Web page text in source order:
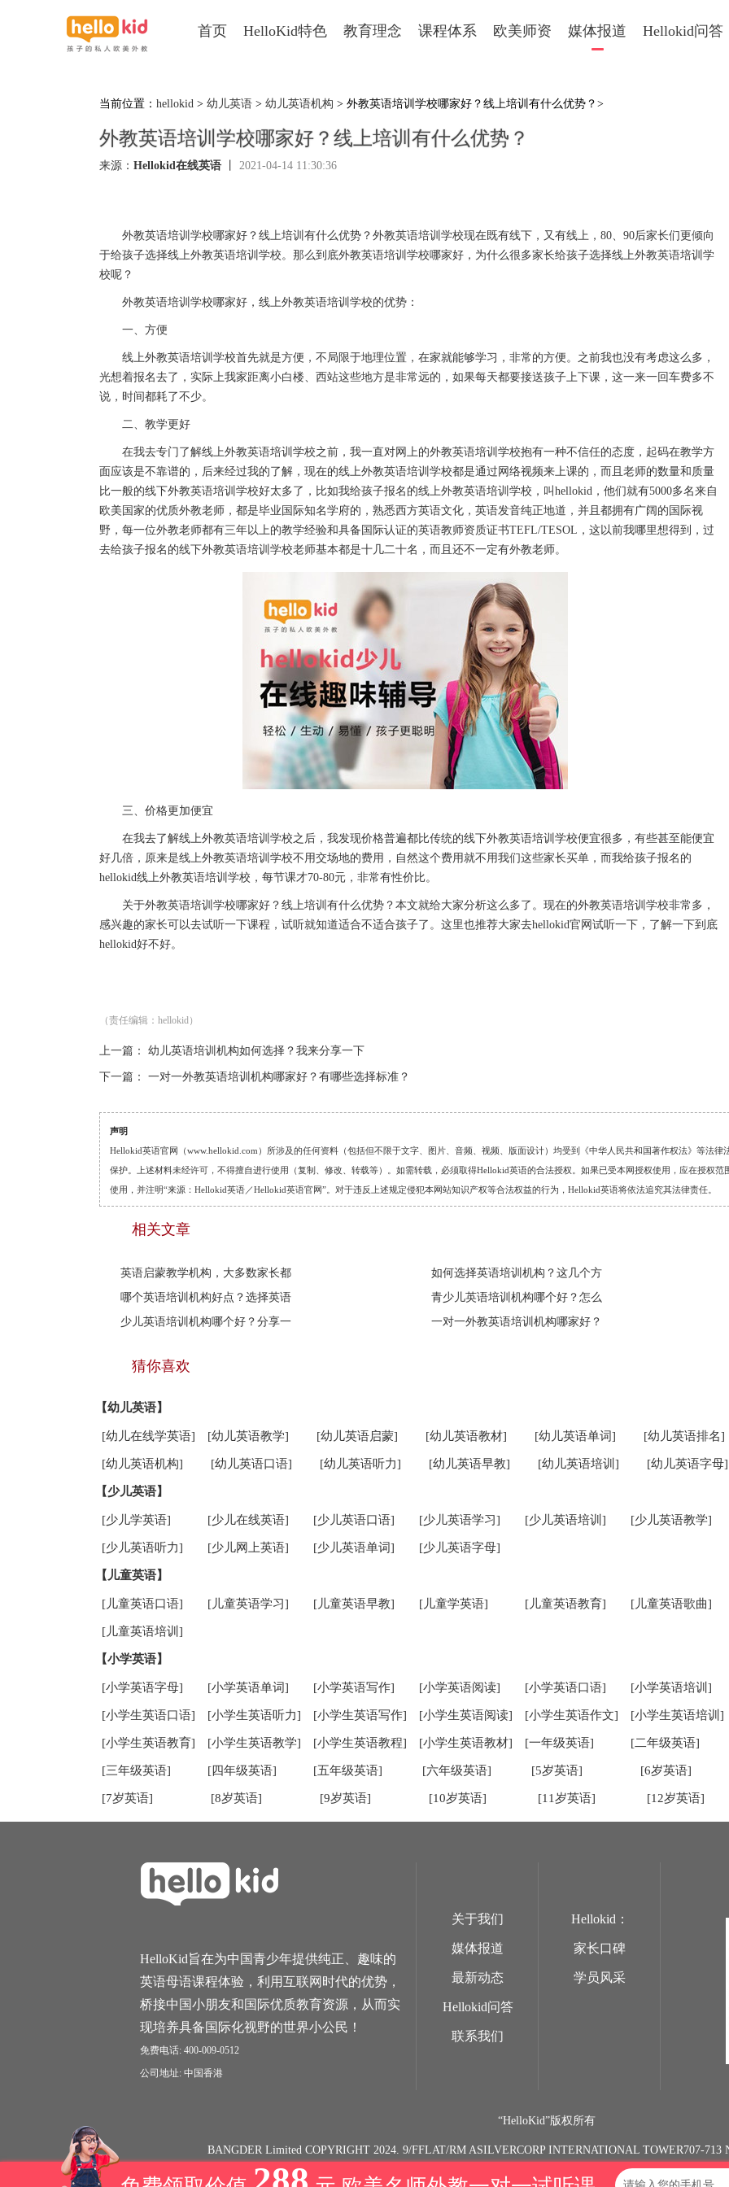
首页 HelloKid特色 教育理念 课程体系 欧美师资 媒体报道 Hellokid问答
当前位置： hellokid > 幼儿英语 > 幼儿英语机构 > 外教英语培训学校哪家好？线上培训有什么优势？>
外教英语培训学校哪家好？线上培训有什么优势？
来源： Hellokid在线英语 2021-04-14 11:30:36
外教英语培训学校哪家好？线上培训有什么优势？外教英语培训学校现在既有线下，又有线上，80、90后家长们更倾向
于给孩子选择线上外教英语培训学校。那么到底外教英语培训学校哪家好，为什么很多家长给孩子选择线上外教英语培训学
校呢？
外教英语培训学校哪家好，线上外教英语培训学校的优势：
一、方便
线上外教英语培训学校首先就是方便，不局限于地理位置，在家就能够学习，非常的方便。之前我也没有考虑这么多，
光想着报名去了，实际上我家距离小白楼、西站这些地方是非常远的，如果每天都要接送孩子上下课，这一来一回车费多不
说，时间都耗了不少。
二、教学更好
在我去专门了解线上外教英语培训学校之前，我一直对网上的外教英语培训学校抱有一种不信任的态度，起码在教学方
面应该是不靠谱的，后来经过我的了解，现在的线上外教英语培训学校都是通过网络视频来上课的，而且老师的数量和质量
比一般的线下外教英语培训学校好太多了，比如我给孩子报名的线上外教英语培训学校，叫hellokid，他们就有5000多名来自
欧美国家的优质外教老师，都是毕业国际知名学府的，熟悉西方英语文化，英语发音纯正地道，并且都拥有广阔的国际视
野，每一位外教老师都有三年以上的教学经验和具备国际认证的英语教师资质证书TEFL/TESOL，这以前我哪里想得到，过
去给孩子报名的线下外教英语培训学校老师基本都是十几二十名，而且还不一定有外教老师。
三、价格更加便宜
在我去了解线上外教英语培训学校之后，我发现价格普遍都比传统的线下外教英语培训学校便宜很多，有些甚至能便宜
好几倍，原来是线上外教英语培训学校不用交场地的费用，自然这个费用就不用我们这些家长买单，而我给孩子报名的
hellokid线上外教英语培训学校，每节课才70-80元，非常有性价比。
关于外教英语培训学校哪家好？线上培训有什么优势？本文就给大家分析这么多了。现在的外教英语培训学校非常多，
感兴趣的家长可以去试听一下课程，试听就知道适合不适合孩子了。这里也推荐大家去hellokid官网试听一下，了解一下到底
hellokid好不好。
（责任编辑：hellokid）
上一篇： 幼儿英语培训机构如何选择？我来分享一下
下一篇： 一对一外教英语培训机构哪家好？有哪些选择标准？
声明
Hellokid英语官网（www.hellokid.com）所涉及的任何资料（包括但不限于文字、图片、音频、视频、版面设计）均受到《中华人民共和国著作权法》等法律
保护。上述材料未经许可，不得擅自进行使用（复制、修改、转载等）。如需转载，必须取得Hellokid英语的合法授权。如果已受本网授权使用，应在授权范
使用，并注明“来源：Hellokid英语／Hellokid英语官网”。对于违反上述规定侵犯本网站知识产权等合法权益的行为，Hellokid英语将依法追究其法律责任。
相关文章
英语启蒙教学机构，大多数家长都
如何选择英语培训机构？这几个方
哪个英语培训机构好点？选择英语
青少儿英语培训机构哪个好？怎么
少儿英语培训机构哪个好？分享一
一对一外教英语培训机构哪家好？
猜你喜欢
【幼儿英语】
[幼儿在线学英语] [幼儿英语教学] [幼儿英语启蒙] [幼儿英语教材] [幼儿英语单词] [幼儿英语排名]
[幼儿英语机构] [幼儿英语口语] [幼儿英语听力] [幼儿英语早教] [幼儿英语培训] [幼儿英语字母]
【少儿英语】
[少儿学英语] [少儿在线英语] [少儿英语口语] [少儿英语学习] [少儿英语培训] [少儿英语教学]
[少儿英语听力] [少儿网上英语] [少儿英语单词] [少儿英语字母]
【儿童英语】
[儿童英语口语] [儿童英语学习] [儿童英语早教] [儿童学英语] [儿童英语教育] [儿童英语歌曲]
[儿童英语培训]
【小学英语】
[小学英语字母] [小学英语单词] [小学英语写作] [小学英语阅读] [小学英语口语] [小学英语培训]
[小学生英语口语] [小学生英语听力] [小学生英语写作] [小学生英语阅读] [小学生英语作文] [小学生英语培训]
[小学生英语教育] [小学生英语教学] [小学生英语教程] [小学生英语教材] [一年级英语] [二年级英语]
[三年级英语] [四年级英语] [五年级英语] [六年级英语] [5岁英语] [6岁英语]
[7岁英语] [8岁英语] [9岁英语] [10岁英语] [11岁英语] [12岁英语]
HelloKid旨在为中国青少年提供纯正、趣味的
英语母语课程体验，利用互联网时代的优势，
桥接中国小朋友和国际优质教育资源，从而实
现培养具备国际化视野的世界小公民！
免费电话: 400-009-0512
公司地址: 中国香港
关于我们
媒体报道
最新动态
Hellokid问答
联系我们
Hellokid：
家长口碑
学员风采
“HelloKid”版权所有
BANGDER Limited COPYRIGHT 2024. 9/FFLAT/RM ASILVERCORP INTERNATIONAL TOWER707-